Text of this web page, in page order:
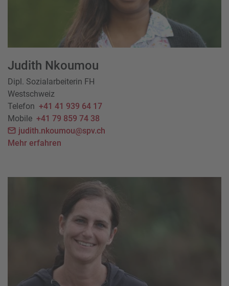
Judith Nkoumou
Dipl. Sozialarbeiterin FH
Westschweiz
Telefon +41 41 939 64 17
Mobile +41 79 859 74 38
judith.nkoumou@spv.ch
Mehr erfahren